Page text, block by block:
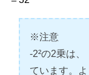
※注意
-2²の2乗は
ています。よ